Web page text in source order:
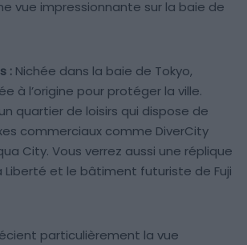
vue impressionnante sur la baie de
: Nichée dans la baie de Tokyo,
à l’origine pour protéger la ville.
un quartier de loisirs qui dispose de
commerciaux comme DiverCity
City. Vous verrez aussi une réplique
et le bâtiment futuriste de Fuji
particulièrement la vue